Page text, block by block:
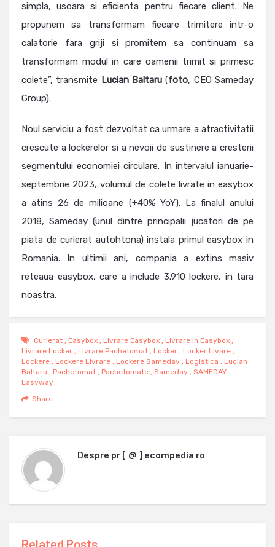
simpla, usoara si eficienta pentru fiecare client. Ne
propunem sa transformam fiecare trimitere intr-o
calatorie fara griji si promitem sa continuam sa
transformam modul in care oamenii trimit si primesc
colete”, transmite Lucian Baltaru(foto, CEO Sameday
Group).
Noul serviciu a fost dezvoltat ca urmare a atractivitatii
crescute a lockerelor si a nevoii de sustinere a cresterii
segmentului economiei circulare. In intervalul ianuarie-
septembrie 2023, volumul de colete livrate in easybox
a atins 26 de milioane (+40% YoY). La finalul anului
2018, Sameday (unul dintre principalii jucatori de pe
piata de curierat autohtona) instala primul easybox in
Romania. In ultimii ani, compania a extins masiv
reteaua easybox, care a include 3.910 lockere, in tara
noastra.
Curierat , Easybox , Livrare Easybox , Livrare In Easybox ,
Livrare Locker , Livrare Pachetomat , Locker , Locker Livare ,
Lockere , Lockere Livrare , Lockere Sameday , Logistica , Lucian
Baltaru , Pachetomat , Pachetomate , Sameday , SAMEDAY
Easyway
Share
Despre pr [ @ ] ecompedia ro